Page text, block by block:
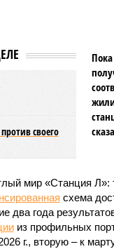
своего
мир «Станция Л»:
схема
два года
из профильных
г., вторую – к